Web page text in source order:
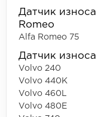
Датчик
Romeo
Alfa Romeo 75
Датчик
Volvo 240
Volvo 440K
Volvo 460L
Volvo 480E